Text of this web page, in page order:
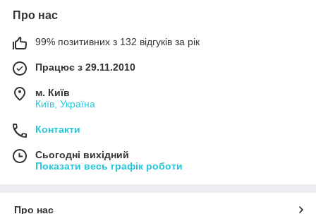
Про нас
99% позитивних з 132 відгуків за рік
Працює з 29.11.2010
м. Київ
Київ, Україна
Контакти
Сьогодні вихідний
Показати весь графік роботи
Про нас